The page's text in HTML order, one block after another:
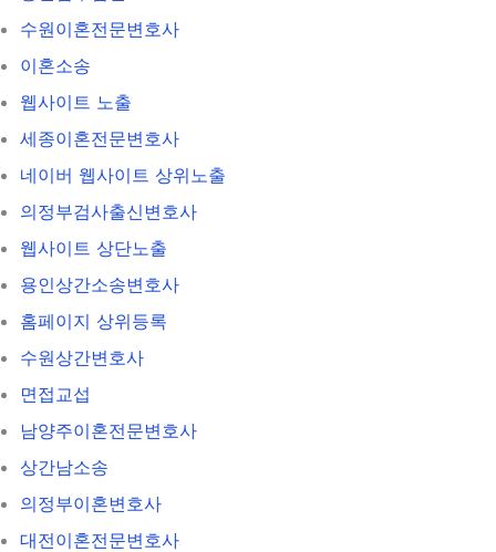
수원이혼전문변호사
이혼소송
웹사이트 노출
세종이혼전문변호사
네이버 웹사이트 상위노출
의정부검사출신변호사
웹사이트 상단노출
용인상간소송변호사
홈페이지 상위등록
수원상간변호사
면접교섭
남양주이혼전문변호사
상간남소송
의정부이혼변호사
대전이혼전문변호사